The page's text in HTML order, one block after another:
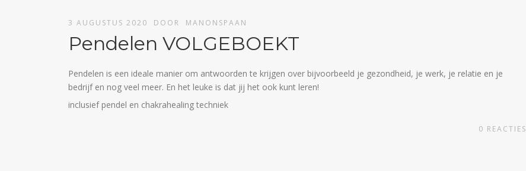
3 AUGUSTUS 2020 DOOR MANONSPAAN
Pendelen VOLGEBOEKT
Pendelen is een ideale manier om antwoorden te krijgen over bijvoorbeeld je gezondheid, je werk, je relatie en je
bedrijf en nog veel meer. En het leuke is dat jij het ook kunt leren!
inclusief pendel en chakrahealing techniek
0 REACTIES